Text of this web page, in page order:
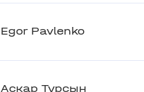
Egor Pavlenko
Аскар Турсын